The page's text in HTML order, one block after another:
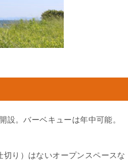
。バーベキューは年中可能。
り）はないオープンスペースな